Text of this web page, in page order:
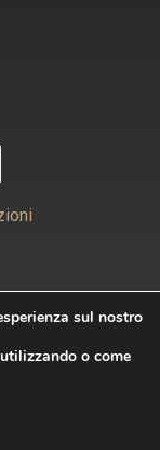
da
sul nostro
o come